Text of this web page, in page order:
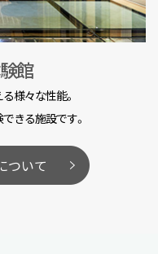
館
様々な性能。
きる施設です。
ついて